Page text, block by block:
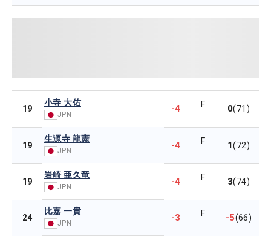
19
小寺 大佑
JPN
-4 F 0(71)
19
生源寺 龍憲
JPN -4 F 1(72)
19
岩崎 亜久竜
JPN -4 F 3(74)
24
比嘉 一貴
JPN -3 F -5(66)